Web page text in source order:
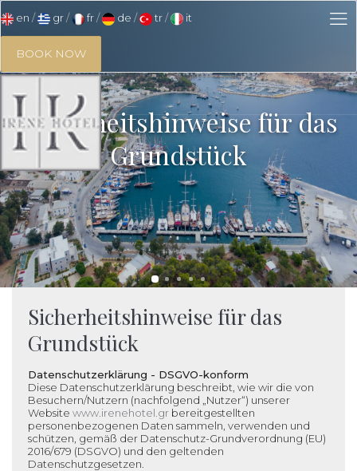
en gr fr de tr it
BOOK NOW
Sicherheitshinweise für das
Grundstück
Sicherheitshinweise für das
Grundstück
Datenschutzerklärung - DSGVO-konform
Diese Datenschutzerklärung beschreibt, wie wir die von
Besuchern/Nutzern (nachfolgend „Nutzer“) unserer
Website www.irenehotel.gr bereitgestellten
personenbezogenen Daten sammeln, verwenden und
schützen, gemäß der Datenschutz-Grundverordnung (EU)
2016/679 (DSGVO) und den geltenden
Datenschutzgesetzen.